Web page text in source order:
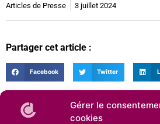
Gérer le
cookies
Articles de Presse 3 juillet 2024
Partager cet article :
Facebook Twitter
Crème glacée Burrata Pesto par la Cie des Desserts